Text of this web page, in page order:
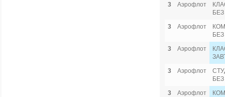
3 Аэрофлот
3
Аэрофлот
3
Аэрофлот
3
Аэрофлот
3
Аэрофлот